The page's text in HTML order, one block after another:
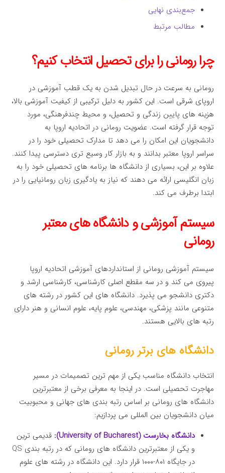
جمع‌بندی نهایی
مطالب مرتبط
چرا رومانی را برای تحصیل انتخاب کنیم؟
رومانی به سرعت در حال تبدیل شدن به یک قطب آموزشی در
اروپای شرقی است. این کشور به دلیل ترکیبی از کیفیت آموزشی بالا،
هزینه های پایین زندگی و تحصیل، و محیط چندفرهنگی، مورد
توجه قرار گرفته است. عضویت رومانی در اتحادیه اروپا به
دانشجویان این امکان را می دهد تا مدارک تحصیلی خود را در
سراسر اروپا معتبر بدانند و به بازار کار وسیع تری دسترسی پیدا کنند.
علاوه بر این، بسیاری از دانشگاه ها برنامه های تحصیلی خود را به
زبان انگلیسی ارائه می دهند که نیاز به یادگیری زبان رومانیایی را در
ابتدا برطرف می کند.
سیستم آموزشی و دانشگاه های معتبر
رومانی
سیستم آموزشی رومانی از استانداردهای آموزشی اتحادیه اروپا
پیروی می کند و در سه مقطع اصلی کارشناسی، کارشناسی ارشد و
دکتری دانشجو می پذیرد. دانشگاه های این کشور در رشته های
متنوعی مانند پزشکی، مهندسی، علوم پایه، علوم انسانی و هنر دارای
رتبه های بالایی هستند.
دانشگاه های برتر رومانی
انتخاب دانشگاه مناسب یکی از مهم ترین تصمیمات در مسیر
مهاجرت تحصیلی است. در اینجا به معرفی برخی از معتبرترین
دانشگاه های رومانی بر اساس رتبه بندی های جهانی و محبوبیت
میان دانشجویان بین المللی می پردازیم:
دانشگاه بخارست (University of Bucharest):
قدیمی ترین
و یکی از معتبرترین دانشگاه های رومانی که در رتبه بندی QS
در جایگاه ۸۰۱-۱۰۰۰ قرار دارد. این دانشگاه در رشته های علوم